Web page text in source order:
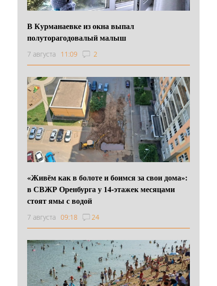
В Курманаевке из окна выпал
полуторагодовалый малыш
7 августа 11:09 2
«Живём как в болоте и боимся за свои дома»:
в СВЖР Оренбурга у 14-этажек месяцами
стоят ямы с водой
7 августа 09:18 24